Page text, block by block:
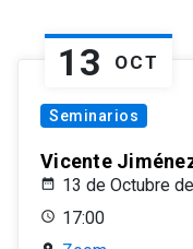
13 OCT
Seminarios
Vicente
13 de Octubre
17:00